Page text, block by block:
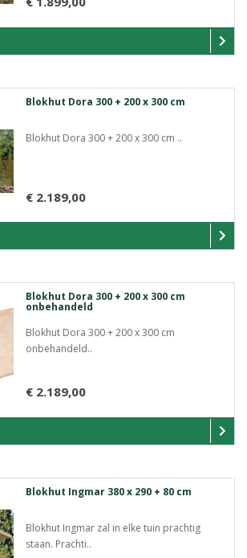
Blokhut Dora 300 + 200 x 300 cm
Blokhut Dora 300 + 200 x 300 cm ..
€ 2.189,00
Blokhut Dora 300 + 200 x 300 cm
onbehandeld
Blokhut Dora 300 + 200 x 300 cm
onbehandeld..
€ 2.189,00
Blokhut Ingmar 380 x 290 + 80 cm
Blokhut Ingmar zal in elke tuin prachtig
staan. Prachti..